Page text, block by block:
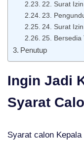
22. Surat Izin
23.
24. Surat
25. Bersedia
Penutup
Ingin Jadi
Syarat
Syarat calon